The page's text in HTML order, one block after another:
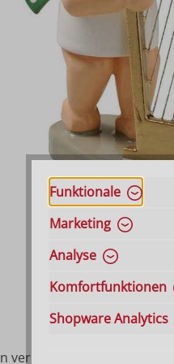
verraten es, dies muss ein
Funktionale
Marketing
Analyse
Komfortfunktionen
Shopware Analytics